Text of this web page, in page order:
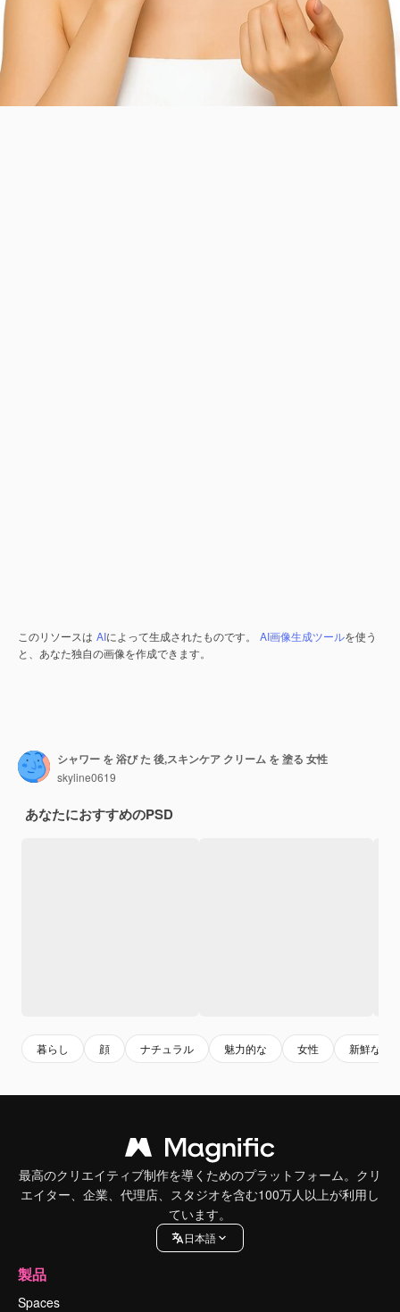
このリソースは AIによって生成されたものです。 AI画像生成ツールを使う
と、あなた独自の画像を作成できます。
シャワー を 浴び た 後,スキンケア クリーム を 塗る 女性
skyline0619
あなたにおすすめのPSD
暮らし 顔 ナチュラル 魅力的な 女性 新鮮な
最高のクリエイティブ制作を導くためのプラットフォーム。クリ
エイター、企業、代理店、スタジオを含む100万人以上が利用し
ています。
日本語
製品
Spaces